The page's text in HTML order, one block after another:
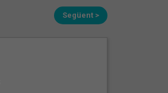
Següent >